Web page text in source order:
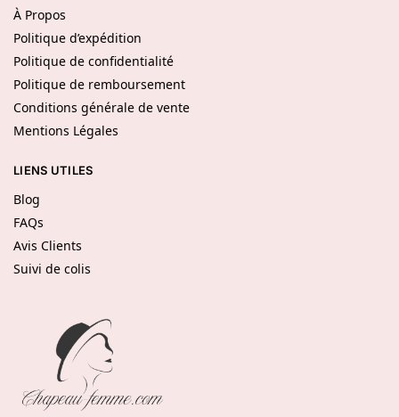
À Propos
Politique d’expédition
Politique de confidentialité
Politique de remboursement
Conditions générale de vente
Mentions Légales
LIENS UTILES
Blog
FAQs
Avis Clients
Suivi de colis